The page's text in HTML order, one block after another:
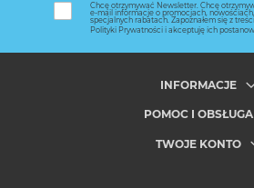
Chcę otrzymywać Newsletter. Chcę
e-mail informacje o promocjach,
specjalnych rabatach. Zapoznałem się z
Polityki Prywatności i akceptuję ich
INFORMACJE
POMOC I OBSŁUGA
TWOJE KONTO